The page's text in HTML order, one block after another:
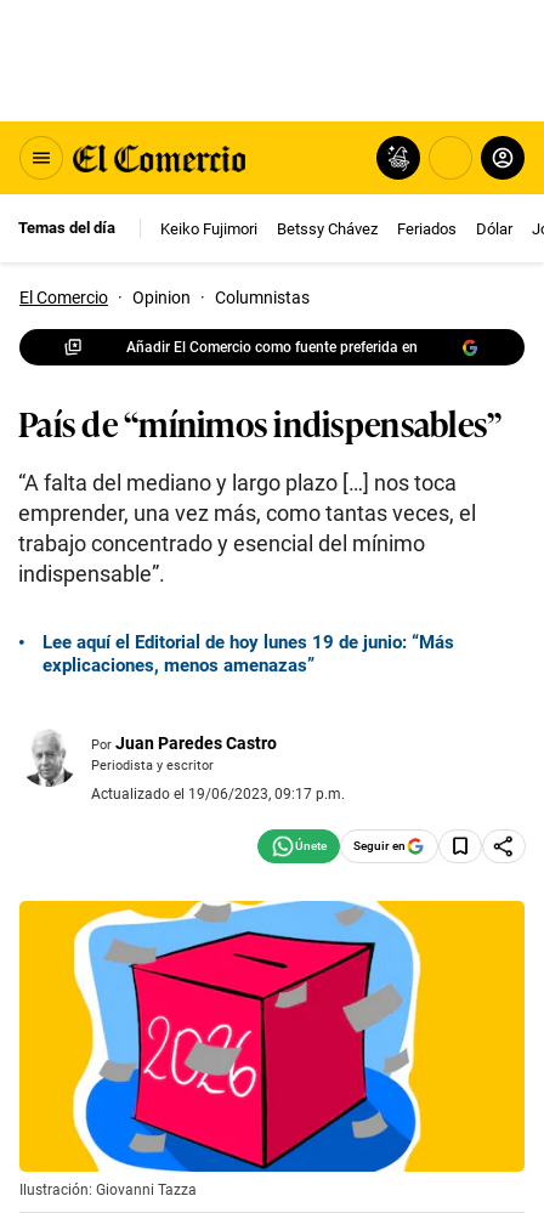
Temas del día Keiko Fujimori Betssy Chávez Feriados Dólar
El Comercio · Opinion · Columnistas
Añadir El Comercio como fuente preferida en
País de “mínimos indispensables”
“A falta del mediano y largo plazo […] nos toca
emprender, una vez más, como tantas veces, el
trabajo concentrado y esencial del mínimo
indispensable”.
Lee aquí el Editorial de hoy lunes 19 de junio: “Más
explicaciones, menos amenazas”
Por Juan Paredes Castro
Periodista y escritor
Actualizado el 19/06/2023, 09:17 p.m.
Seguir en
Ilustración: Giovanni Tazza